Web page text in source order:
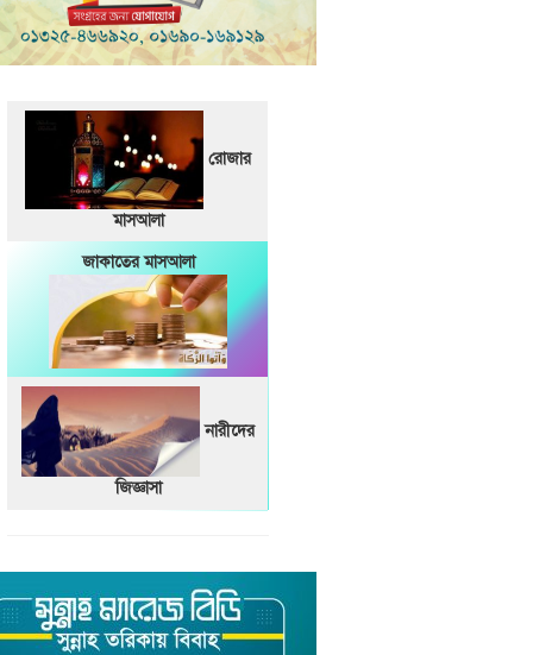
রোজার
মাসআলা
জাকাতের মাসআলা
নারীদের
জিজ্ঞাসা